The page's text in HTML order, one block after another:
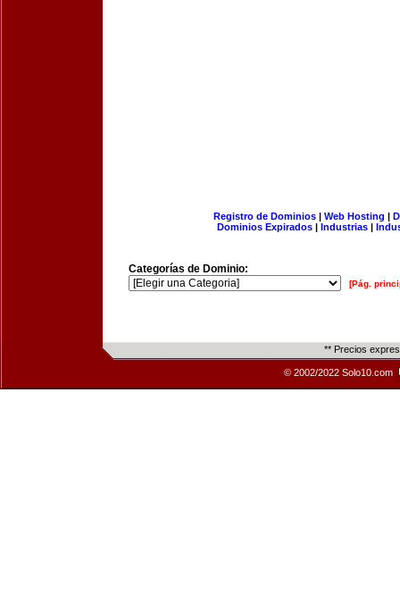
Registro de Dominios| Web Hosting |
Dominios Expirados | Industrias |
Categorías de Dominio:
[Pág.
** Precios
© 2002/2022 Solo10.com